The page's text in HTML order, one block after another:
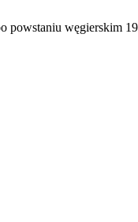
powstaniu węgierskim